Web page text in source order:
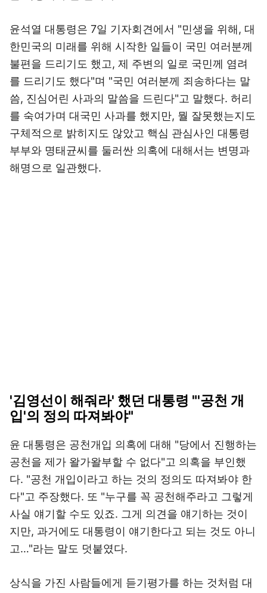
윤석열 대통령은 7일 기자회견에서 "민생을 위해, 대
한민국의 미래를 위해 시작한 일들이 국민 여러분께
불편을 드리기도 했고, 제 주변의 일로 국민께 염려
를 드리기도 했다"며 "국민 여러분께 죄송하다는 말
씀, 진심어린 사과의 말씀을 드린다"고 말했다. 허리
를 숙여가며 대국민 사과를 했지만, 뭘 잘못했는지도
구체적으로 밝히지도 않았고 핵심 관심사인 대통령
부부와 명태균씨를 둘러싼 의혹에 대해서는 변명과
해명으로 일관했다.
'김영선이 해줘라' 했던 대통령 "'공천 개
입'의 정의 따져봐야"
윤 대통령은 공천개입 의혹에 대해 "당에서 진행하는
공천을 제가 왈가왈부할 수 없다"고 의혹을 부인했
다. "공천 개입이라고 하는 것의 정의도 따져봐야 한
다"고 주장했다. 또 "누구를 꼭 공천해주라고 그렇게
사실 얘기할 수도 있죠. 그게 의견을 얘기하는 것이
지만, 과거에도 대통령이 얘기한다고 되는 것도 아니
고…"라는 말도 덧붙였다.
상식을 가진 사람들에게 듣기평가를 하는 것처럼 대